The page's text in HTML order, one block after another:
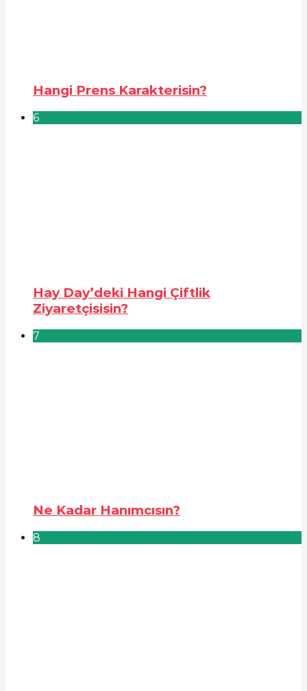
Hangi Prens Karakterisin?
6
Hay Day’deki Hangi Çiftlik
Ziyaretçisisin?
7
Ne Kadar Hanımcısın?
8